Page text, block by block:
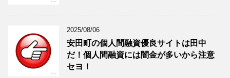
2025/08/06
安田町の個人間融資優良サイトは田中
だ！個人間融資には闇金が多いから注意
セヨ！